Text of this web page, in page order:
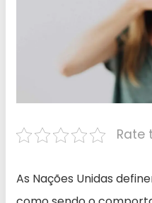
Rate
As Nações Unidas